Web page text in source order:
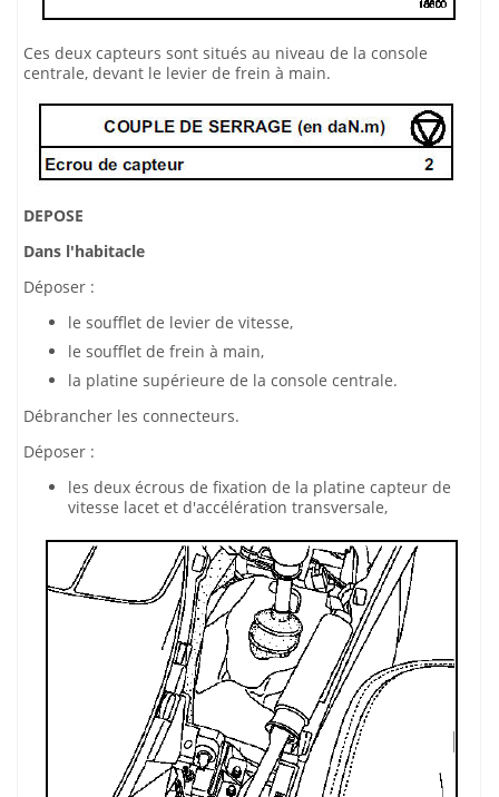
Ces deux capteurs sont situés au niveau de la console
centrale, devant le levier de frein à main.
DEPOSE
Dans l'habitacle
Déposer :
le soufflet de levier de vitesse,
le soufflet de frein à main,
la platine supérieure de la console centrale.
Débrancher les connecteurs.
Déposer :
les deux écrous de fixation de la platine capteur de
vitesse lacet et d'accélération transversale,